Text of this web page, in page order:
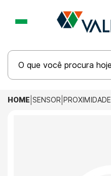
HOME SENSOR PROXIMIDADE